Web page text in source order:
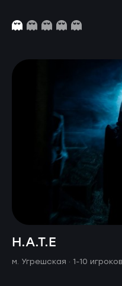
H.A.T.E
м. Угрешская · 1-10